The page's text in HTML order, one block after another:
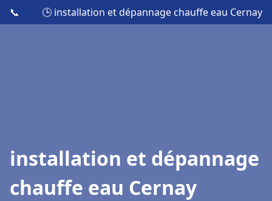
📞 🕒 installation et dépannage chauffe eau Cernay
installation et dépannage
chauffe eau Cernay